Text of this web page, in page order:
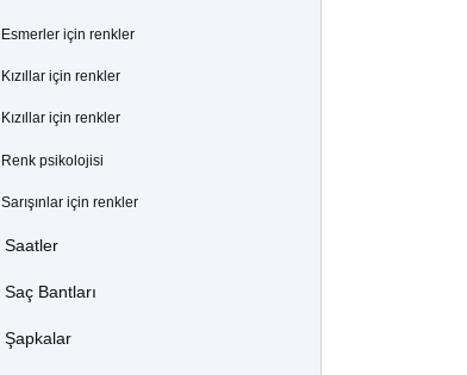
Esmerler için renkler
Kızıllar için renkler
Kızıllar için renkler
Renk psikolojisi
Sarışınlar için renkler
Saatler
Saç Bantları
Şapkalar